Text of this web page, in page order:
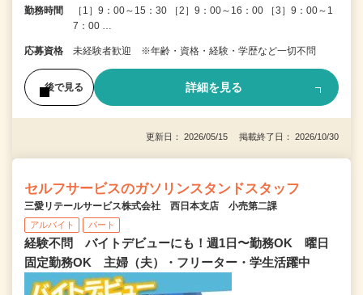
勤務時間
［1］9：00～15：30 ［2］9：00～16：00 ［3］9：00～1
7：00 …
応募資格 未経験者歓迎 ※年齢・資格・経験・学歴など一切不問
後で見る 詳細を見る
更新日： 2026/05/15 掲載終了日： 2026/10/30
セルフサービスのガソリンスタンドスタッフ
三愛リテールサービス株式会社 西日本支店 小売第二課
アルバイト パート
経験不問 バイトデビューにも！週1日〜勤務OK 曜日
固定勤務OK 主婦（夫）・フリーター・学生活躍中